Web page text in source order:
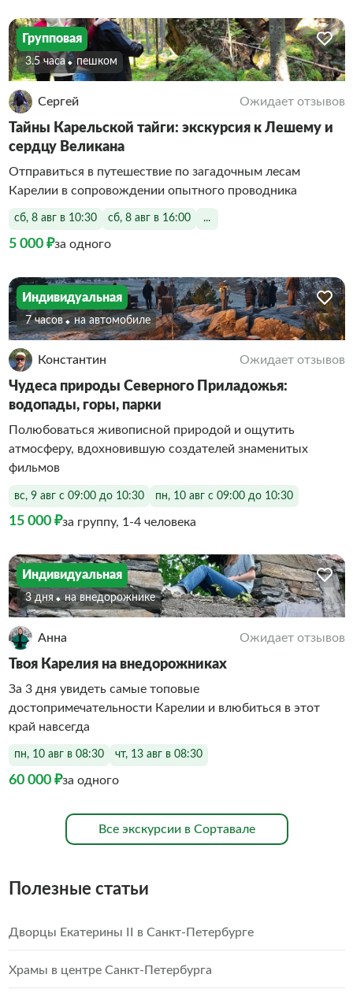
Групповая
3.5 часа Пешком
Сергей Ожидает отзывов
Тайны Карельской тайги: экскурсия к Лешему и
сердцу Великана
Отправиться в путешествие по загадочным лесам
Карелии в сопровождении опытного проводника
сб, 8 авг в 10:30 сб, 8 авг в 16:00 ...
5 000 ₽за одного
Индивидуальная
7 часов На автомобиле
Константин Ожидает отзывов
Чудеса природы Северного Приладожья:
водопады, горы, парки
Полюбоваться живописной природой и ощутить
атмосферу, вдохновившую создателей знаменитых
фильмов
вс, 9 авг с 09:00 до 10:30 пн, 10 авг с 09:00 до 10:30
15 000 ₽за группу, 1-4 человека
Индивидуальная
3 дня На внедорожнике
Анна Ожидает отзывов
Твоя Карелия на внедорожниках
За 3 дня увидеть самые топовые
достопримечательности Карелии и влюбиться в этот
край навсегда
пн, 10 авг в 08:30 чт, 13 авг в 08:30
60 000 ₽за одного
Все экскурсии в Сортавале
Полезные статьи
Дворцы Екатерины II в Санкт-Петербурге
Храмы в центре Санкт-Петербурга